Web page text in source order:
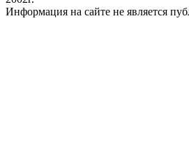
Информация на сайте не является